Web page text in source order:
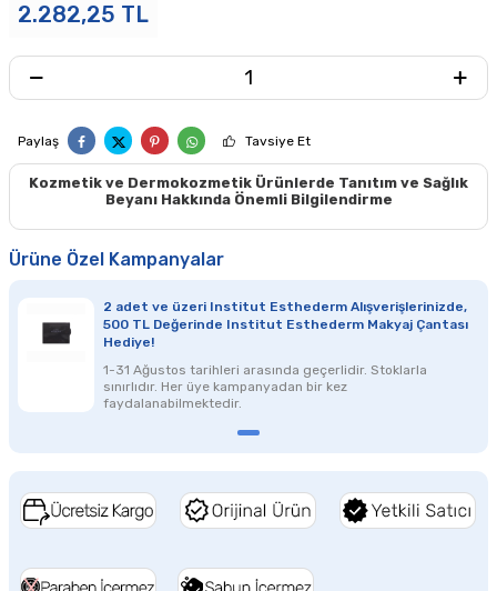
2.282,25 TL
Paylaş Tavsiye Et
Kozmetik ve Dermokozmetik Ürünlerde Tanıtım ve Sağlık
Beyanı Hakkında Önemli Bilgilendirme
Ürüne Özel Kampanyalar
2 adet ve üzeri Institut Esthederm Alışverişlerinizde,
500 TL Değerinde Institut Esthederm Makyaj Çantası
Hediye!
1-31 Ağustostarihleri arasında geçerlidir. Stoklarla
sınırlıdır. Her üye kampanyadan bir kez
faydalanabilmektedir.